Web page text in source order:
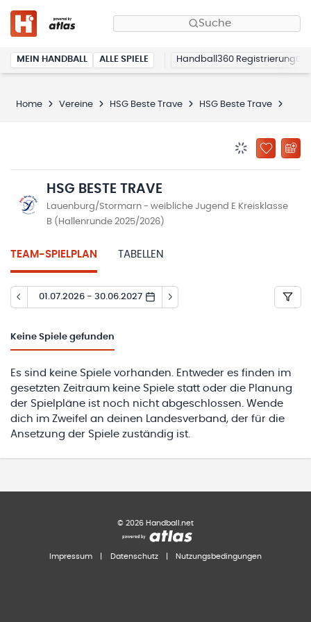
Suche
MEIN HANDBALL ALLE SPIELE Handball360 Registrierung
Home Vereine HSG Beste Trave HSG Beste Trave
ZU
HSG BESTE TRAVE
Lauenburg/Stormarn - weibliche Jugend E Kreisklasse
B (Hallenrunde 2025/2026)
TEAM-SPIELPLAN TABELLEN
01.07.2026 - 30.06.2027
Keine Spiele gefunden
Es sind keine Spiele vorhanden. Entweder es finden im
gesetzten Zeitraum keine Spiele statt oder die Planung
der Spielpläne ist noch nicht abgeschlossen. Wende
dich im Zweifel an deinen Landesverband, der für die
Ansetzung der Spiele zuständig ist.
© 2026 Handball.net
Impressum Datenschutz Nutzungsbedingungen